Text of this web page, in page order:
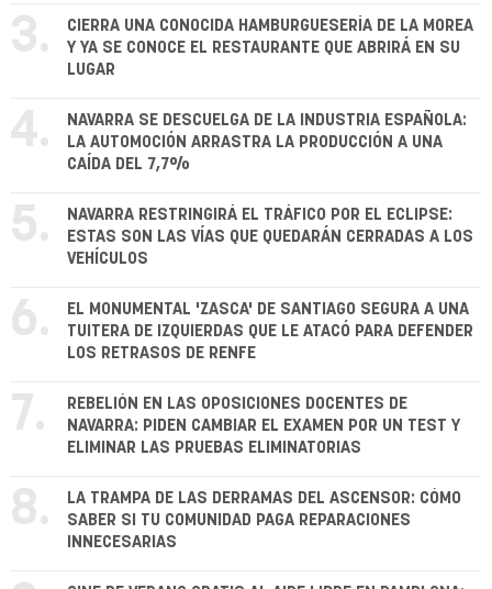
3.
CIERRA UNA CONOCIDA HAMBURGUESERÍA DE LA MOREA
Y YA SE CONOCE EL RESTAURANTE QUE ABRIRÁ EN SU
LUGAR
4.
NAVARRA SE DESCUELGA DE LA INDUSTRIA ESPAÑOLA:
LA AUTOMOCIÓN ARRASTRA LA PRODUCCIÓN A UNA
CAÍDA DEL 7,7%
5.
NAVARRA RESTRINGIRÁ EL TRÁFICO POR EL ECLIPSE:
ESTAS SON LAS VÍAS QUE QUEDARÁN CERRADAS A LOS
VEHÍCULOS
6.
EL MONUMENTAL 'ZASCA' DE SANTIAGO SEGURA A UNA
TUITERA DE IZQUIERDAS QUE LE ATACÓ PARA DEFENDER
LOS RETRASOS DE RENFE
7.
REBELIÓN EN LAS OPOSICIONES DOCENTES DE
NAVARRA: PIDEN CAMBIAR EL EXAMEN POR UN TEST Y
ELIMINAR LAS PRUEBAS ELIMINATORIAS
8.
LA TRAMPA DE LAS DERRAMAS DEL ASCENSOR: CÓMO
SABER SI TU COMUNIDAD PAGA REPARACIONES
INNECESARIAS